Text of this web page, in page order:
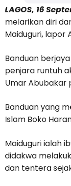
LAGOS, 16
melarikan diri
Maiduguri, lapor
Banduan
penjara runtuh
Umar Abubakar
Banduan yang
Islam Boko
Maiduguri ialah
didakwa
dan tentera